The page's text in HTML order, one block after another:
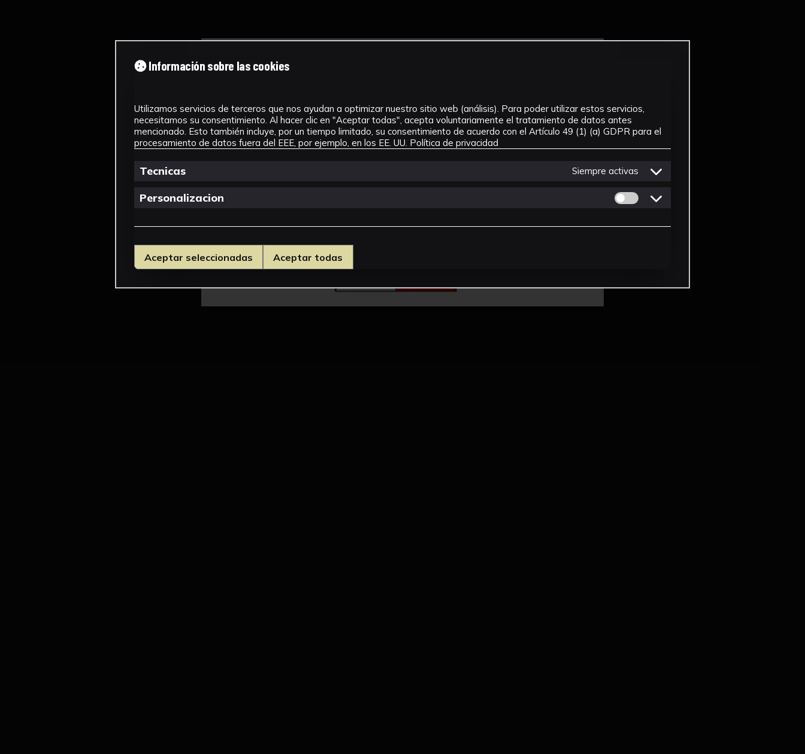
Información sobre las cookies
Utilizamos servicios de terceros que nos ayudan a optimizar nuestro sitio web (análisis). Para poder utilizar estos servicios,
necesitamos su consentimiento. Al hacer clic en "Aceptar todas", acepta voluntariamente el tratamiento de datos antes
mencionado. Esto también incluye, por un tiempo limitado, su consentimiento de acuerdo con el Artículo 49 (1) (a) GDPR para el
procesamiento de datos fuera del EEE, por ejemplo, en los EE. UU. Política de privacidad
Tecnicas Siempre activas
Personalizacion Permitir cookies de Personalizacion
Aceptar seleccionadas Aceptar todas